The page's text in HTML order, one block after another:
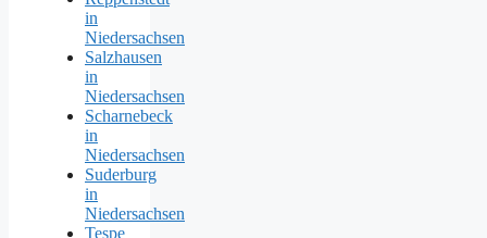
in
Niedersachsen
Salzhausen
in
Niedersachsen
Scharnebeck
in
Niedersachsen
Suderburg
in
Niedersachsen
Tespe